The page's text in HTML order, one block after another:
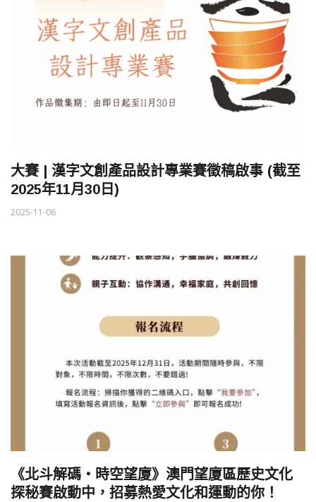
大賽 | 漢字文創產品設計專業賽徵稿啟事 (截至
2025年11月30日)
2025-11-06
《北斗解碼・時空望廈》澳門望廈區歷史文化
探秘賽啟動中，招募熱愛文化和運動的你！